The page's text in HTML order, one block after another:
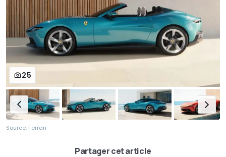
25
Source: Ferrari
Partager cet article